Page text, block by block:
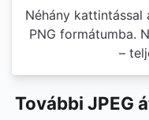
Néhány kattintással
PNG formátumba.
–
További JPEG